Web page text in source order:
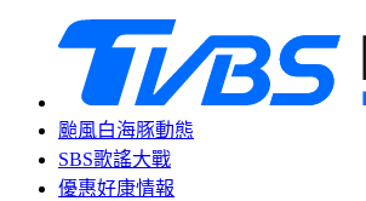
颱風白海豚動態
SBS歌謠大戰
優惠好康情報